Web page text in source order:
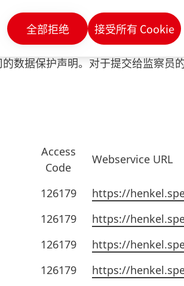
数据保护声明。对于提交给监察员
Access
Code
Webservice URL
126179
https://
126179
https://
126179
https://
126179
https://
全部拒绝 接受所有 Cookie